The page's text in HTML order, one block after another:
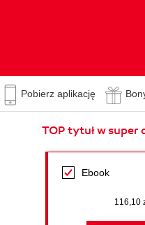
Pobierz aplikację
TOP tytuł w super
Ebook
116,10